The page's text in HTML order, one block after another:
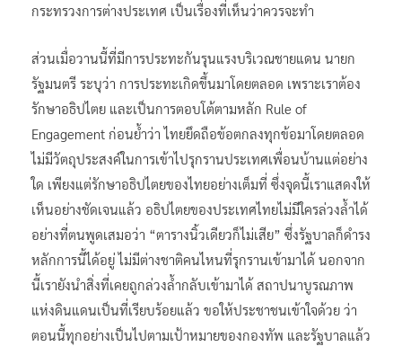
กระทรวงการต่างประเทศ เป็นเรื่องที่เห็นว่าควรจะทำ
ส่วนเมื่อวานนี้ที่มีการประทะกันรุนแรงบริเวณชายแดน นายก
รัฐมนตรี ระบุว่า การประทะเกิดขึ้นมาโดยตลอด เพราะเราต้อง
รักษาอธิปไตย และเป็นการตอบโต้ตามหลัก Rule of
Engagement ก่อนย้ำว่า ไทยยึดถือข้อตกลงทุกข้อมาโดยตลอด
ไม่มีวัตถุประสงค์ในการเข้าไปรุกรานประเทศเพื่อนบ้านแต่อย่าง
ใด เพียงแต่รักษาอธิปไตยของไทยอย่างเต็มที่ ซึ่งจุดนี้เราแสดงให้
เห็นอย่างชัดเจนแล้ว อธิปไตยของประเทศไทยไม่มีใครล่วงล้ำได้
อย่างที่ตนพูดเสมอว่า “ตารางนิ้วเดียวก็ไม่เสีย” ซึ่งรัฐบาลก็ดำรง
หลักการนี้ได้อยู่ ไม่มีต่างชาติคนไหนที่รุกรานเข้ามาได้ นอกจาก
นี้เรายังนำสิ่งที่เคยถูกล่วงล้ำกลับเข้ามาได้ สถาปนาบูรณภาพ
แห่งดินแดนเป็นที่เรียบร้อยแล้ว ขอให้ประชาชนเข้าใจด้วย ว่า
ตอนนี้ทุกอย่างเป็นไปตามเป้าหมายของกองทัพ และรัฐบาลแล้ว